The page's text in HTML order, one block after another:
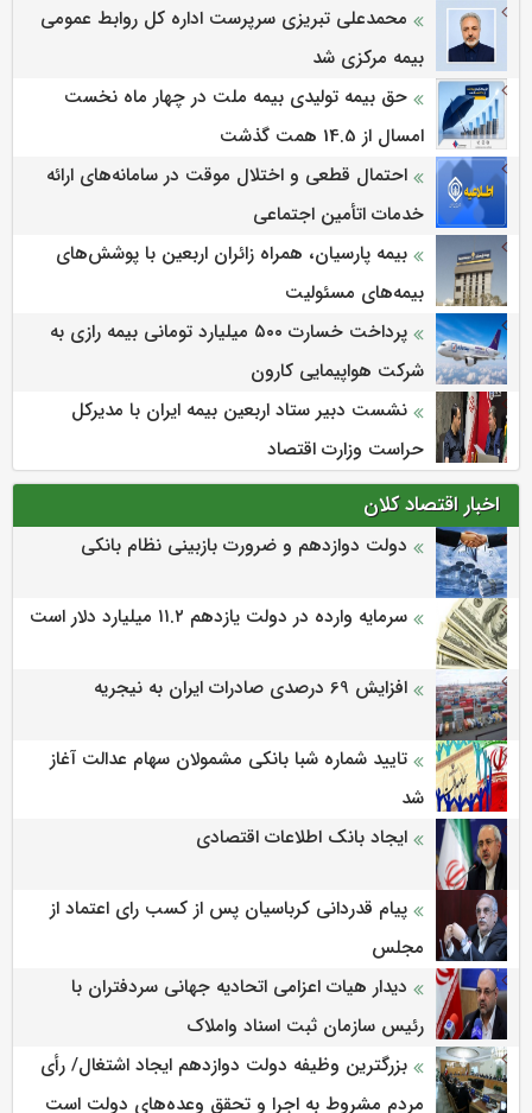
محمدعلی تبریزی سرپرست اداره كل روابط عمومی
بیمه مركزی شد
حق بیمه تولیدی بیمه ملت در چهار ماه نخست
امسال از 14.5 همت گذشت
احتمال قطعی و اختلال موقت در سامانه‌های ارائه
خدمات اتأمین اجتماعی
بیمه پارسیان، همراه زائران اربعین با پوشش‌های
بیمه‌های مسئولیت
پرداخت خسارت ۵۰۰ میلیارد تومانی بیمه رازی به
شرکت هواپیمایی کارون
نشست دبیر ستاد اربعین بیمه ایران با مدیرکل
حراست وزارت اقتصاد
اخبار اقتصاد کلان
دولت دوازدهم و ضرورت بازبینی نظام بانکی
سرمایه وارده در دولت یازدهم ۱۱.۲ میلیارد دلار است
افزایش 69 درصدی صادرات ایران به نیجریه
تایید شماره شبا بانکی مشمولان سهام عدالت آغاز
شد
ایجاد بانک اطلاعات اقتصادی
پیام قدردانی کرباسیان پس از کسب رای اعتماد از
مجلس
دیدار هیات اعزامی اتحادیه جهانی سردفتران با
رئیس سازمان ثبت اسناد واملاک
بزرگترین وظیفه دولت دوازدهم ایجاد اشتغال/ رأی
مردم مشروط به اجرا و تحقق وعده‌های دولت است